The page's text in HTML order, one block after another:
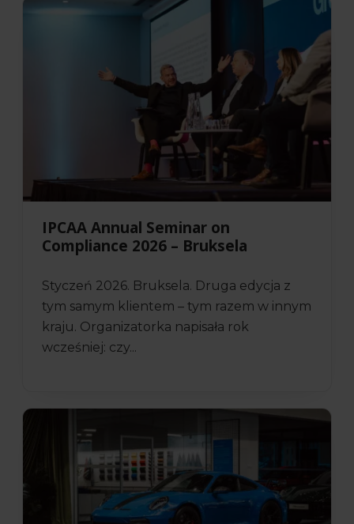
IPCAA Annual Seminar on
Compliance 2026 – Bruksela
Styczeń 2026. Bruksela. Druga edycja z
tym samym klientem – tym razem w innym
kraju. Organizatorka napisała rok
wcześniej: czy...